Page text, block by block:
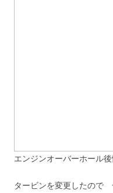
エンジンオーバーホール後
タービンを変更したので